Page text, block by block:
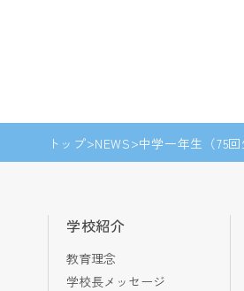
トップ NEWS 中学一年生（75
学校紹介
教育理念
学校長メッセージ